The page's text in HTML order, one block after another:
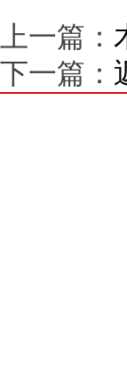
上一篇：
下一篇：